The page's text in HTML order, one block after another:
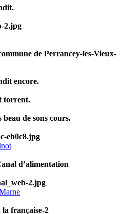
2.jpg
de Perrancey-les-Vieux-
encore.
torrent.
de sons cours.
eb0c8.jpg
d’alimentation
2.jpg
française-2